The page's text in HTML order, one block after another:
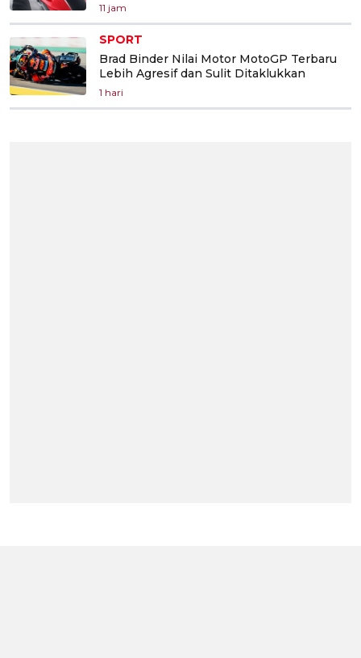
11 jam
SPORT
Brad Binder Nilai Motor MotoGP Terbaru
Lebih Agresif dan Sulit Ditaklukkan
1 hari